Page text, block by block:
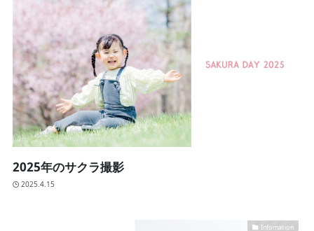
2025年のサクラ撮影
2025.4.15
Infomation